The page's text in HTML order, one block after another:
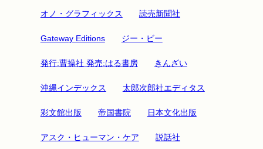
オノ・グラフィックス 読売新聞社
Gateway Editions ジー・ビー
発行:曹操社 発売:はる書房 きんざい
沖縄インデックス 太郎次郎社エディタス
彩文館出版 帝国書院 日本文化出版
アスク・ヒューマン・ケア 説話社